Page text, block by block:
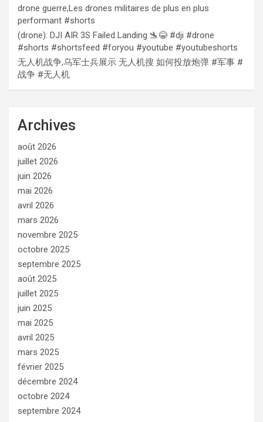
drone guerre,Les drones militaires de plus en plus
performant #shorts
(drone): DJI AIR 3S Failed Landing 🛬😂 #dji #drone
#shorts #shortsfeed #foryou #youtube #youtubeshorts
无人机战争,乌军士兵展示 无人机搜 如何投放炮弹 #军事 #
战争 #无人机
Archives
août 2026
juillet 2026
juin 2026
mai 2026
avril 2026
mars 2026
novembre 2025
octobre 2025
septembre 2025
août 2025
juillet 2025
juin 2025
mai 2025
avril 2025
mars 2025
février 2025
décembre 2024
octobre 2024
septembre 2024